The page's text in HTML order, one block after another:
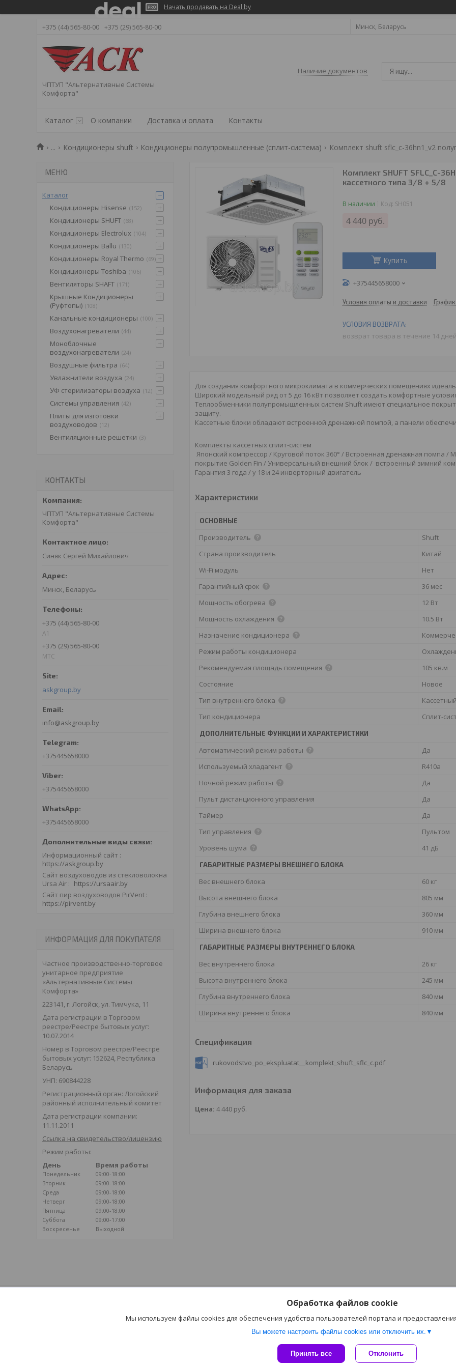
Начать продавать на Deal.by
+375 (44) 565-80-00 +375 (29) 565-80-00 Минск, Беларусь
ЧПТУП "Альтернативные Системы
Комфорта"
Наличие документов
Каталог О компании Доставка и оплата Контакты
... Кондиционеры shuft Кондиционеры полупромышленные (сплит-система) Комплект shuft sflc_c-36hn1_v2
Комплект SHUFT SFLC_C-
кассетного типа 3/8 + 5/8
В наличии Код: SH051
4 440 руб.
Купить
+375445658000
Условия оплаты и доставки
возврат товара в течение 14 дней
Для создания комфортного микроклимата в коммерческих помещениях
Широкий модельный ряд от 5 до 16 кВт позволяет создать комфортные
Теплообменники полупромышленных систем Shuft имеют специальное
защиту.
Кассетные блоки обладают встроенной дренажной помпой, а панели
Комплекты кассетных сплит-систем
Японский компрессор / Круговой поток 360° / Встроенная дренажная помпа /
покрытие Golden Fin / Универсальный внешний блок / встроенный зимний
Гарантия 3 года / у 18 и 24 инверторный двигатель
Характеристики
ОСНОВНЫЕ
Производитель
Shuft
Страна производитель
Китай
Wi-Fi модуль
Нет
Гарантийный срок
36 мес
Мощность обогрева
12 Вт
Мощность охлаждения
10.5 Вт
Назначение кондиционера
Режим работы кондиционера
Рекомендуемая площадь помещения
105 кв.м
Состояние
Новое
Тип внутреннего блока
Кассетный
Тип кондиционера
Сплит-
ДОПОЛНИТЕЛЬНЫЕ ФУНКЦИИ И ХАРАКТЕРИСТИКИ
Автоматический режим работы
Да
Используемый хладагент
R410a
Ночной режим работы
Да
Пульт дистанционного управления
Да
Таймер
Да
Тип управления
Пультом
Уровень шума
41 дБ
ГАБАРИТНЫЕ РАЗМЕРЫ ВНЕШНЕГО БЛОКА
Вес внешнего блока
60 кг
Высота внешнего блока
805 мм
Глубина внешнего блока
360 мм
Ширина внешнего блока
910 мм
ГАБАРИТНЫЕ РАЗМЕРЫ ВНУТРЕННЕГО БЛОКА
Вес внутреннего блока
26 кг
Высота внутреннего блока
245 мм
Глубина внутреннего блока
840 мм
Ширина внутреннего блока
840 мм
Спецификация
rukovodstvo_po_ekspluatat__komplekt_shuft_sflc_c.pdf
Информация для заказа
Цена: 4 440 руб.
Каталог
Кондиционеры Hisense
152
Кондиционеры SHUFT 68
Кондиционеры Electrolux 104
Кондиционеры Ballu 130
Кондиционеры Royal Thermo 69
Кондиционеры Toshiba 106
Вентиляторы SHAFT 171
Крышные Кондиционеры
(Pуфтопы)
108
Канальные кондиционеры 100
Воздухонагреватели 44
Моноблочные
воздухонагреватели 24
Воздушные фильтра 64
Увлажнители воздуха 24
УФ стерилизаторы воздуха 12
Системы управления 42
Плиты для изготовки
воздуховодов
12
Вентиляционные решетки 3
КОНТАКТЫ
ЧПТУП "Альтернативные Системы
Комфорта"
Синяк Сергей Михайлович
Минск, Беларусь
+375 (44) 565-80-00
A1
+375 (29) 565-80-00
МТС
askgroup.by
info@askgroup.by
+375445658000
+375445658000
+375445658000
Информационный сайт
https://askgroup.by
Сайт воздуховодов из стекловолокна
Ursa Air
https://ursaair.by
Сайт пир воздуховодов PirVent
https://pirvent.by
ИНФОРМАЦИЯ ДЛЯ ПОКУПАТЕЛЯ
Частное производственно-торговое
унитарное предприятие
«Альтернативные Системы
Комфорта»
223141, г. Логойск, ул. Тимчука, 11
Дата регистрации в Торговом
реестре/Реестре бытовых услуг:
10.07.2014
Номер в Торговом реестре/Реестре
бытовых услуг: 152624, Республика
Беларусь
УНП: 690844228
Регистрационный орган: Логойский
районный исполнительный комитет
Дата регистрации компании:
11.11.2011
Ссылка на свидетельство/лицензию
Режим работы:
День
Время работы
Понедельник
09:00-18:00
Вторник
09:00-18:00
Среда
09:00-18:00
Четверг
09:00-18:00
Пятница
09:00-18:00
Суббота
09:00-17:00
Воскресенье
Выходной
воздушного отопления - путь к здоровью и
Сайт создан на платформе Deal.by
Политика обработки файлов cookies
Обработка файлов cookie
Мы используем файлы cookies для обеспечения удобства пользователей портала и
Вы можете настроить файлы cookies или отключить их.
Принять все Отклонить